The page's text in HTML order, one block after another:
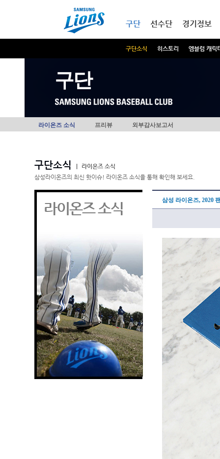
구단
구단소식 히스토리 엠블럼 캐릭
선수단 경기정보
구단
라이온즈 소식 프리뷰 외부감사보고서
구단소식
라이온즈 소식
삼성라이온즈의 최신 핫이슈! 라이온즈 소식을 통해 확인해 보세요.
라이온즈 소식 삼성 라이온즈, 2020